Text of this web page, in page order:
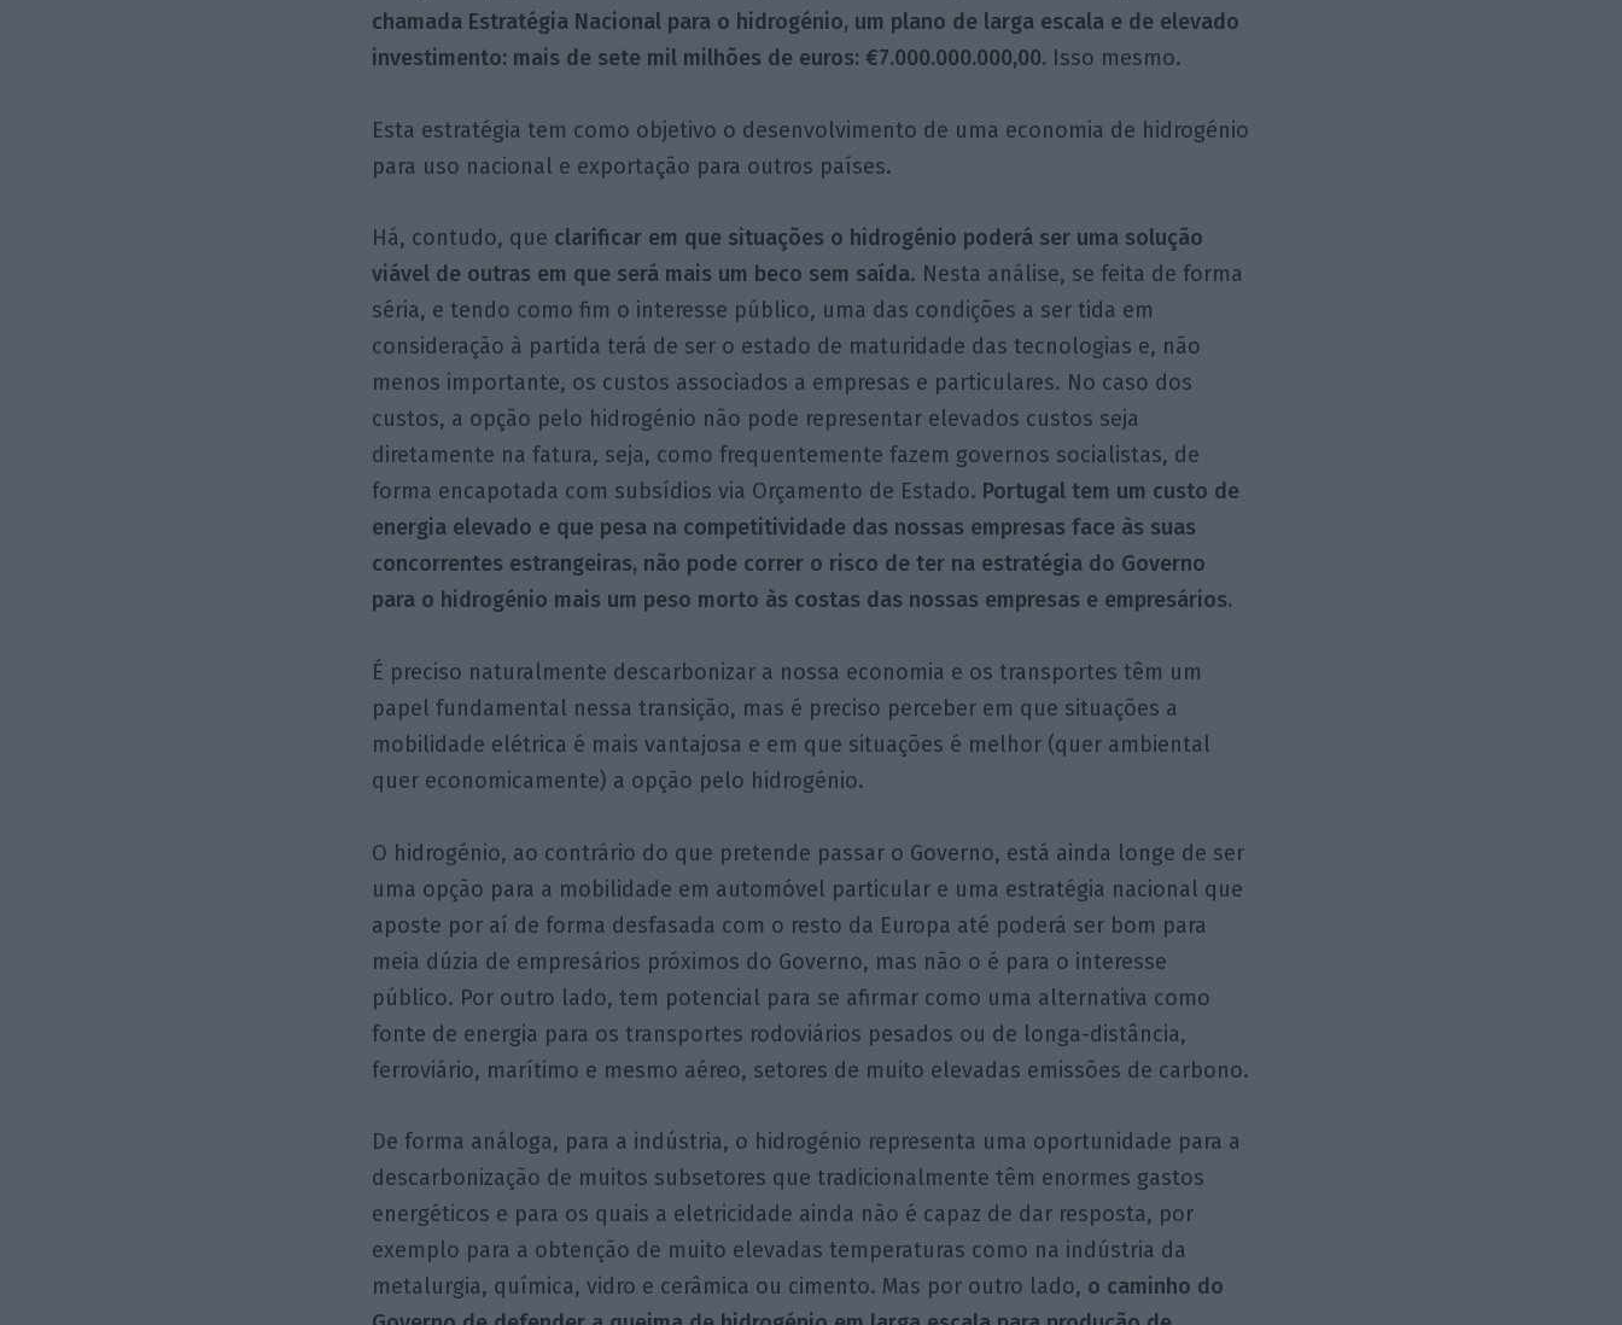
chamada Estratégia Nacional para o hidrogénio, um plano de larga escala e de elevado
investimento: mais de sete mil milhões de euros: €7.000.000.000,00. Isso mesmo.
Esta estratégia tem como objetivo o desenvolvimento de uma economia de hidrogénio
para uso nacional e exportação para outros países.
Há, contudo, que clarificar em que situações o hidrogénio poderá ser uma solução
viável de outras em que será mais um beco sem saída. Nesta análise, se feita de forma
séria, e tendo como fim o interesse público, uma das condições a ser tida em
consideração à partida terá de ser o estado de maturidade das tecnologias e, não
menos importante, os custos associados a empresas e particulares. No caso dos
custos, a opção pelo hidrogénio não pode representar elevados custos seja
diretamente na fatura, seja, como frequentemente fazem governos socialistas, de
forma encapotada com subsídios via Orçamento de Estado. Portugal tem um custo de
energia elevado e que pesa na competitividade das nossas empresas face às suas
concorrentes estrangeiras, não pode correr o risco de ter na estratégia do Governo
para o hidrogénio mais um peso morto às costas das nossas empresas e empresários.
É preciso naturalmente descarbonizar a nossa economia e os transportes têm um
papel fundamental nessa transição, mas é preciso perceber em que situações a
mobilidade elétrica é mais vantajosa e em que situações é melhor (quer ambiental
quer economicamente) a opção pelo hidrogénio.
O hidrogénio, ao contrário do que pretende passar o Governo, está ainda longe de ser
uma opção para a mobilidade em automóvel particular e uma estratégia nacional que
aposte por aí de forma desfasada com o resto da Europa até poderá ser bom para
meia dúzia de empresários próximos do Governo, mas não o é para o interesse
público. Por outro lado, tem potencial para se afirmar como uma alternativa como
fonte de energia para os transportes rodoviários pesados ou de longa-distância,
ferroviário, marítimo e mesmo aéreo, setores de muito elevadas emissões de carbono.
De forma análoga, para a indústria, o hidrogénio representa uma oportunidade para a
descarbonização de muitos subsetores que tradicionalmente têm enormes gastos
energéticos e para os quais a eletricidade ainda não é capaz de dar resposta, por
exemplo para a obtenção de muito elevadas temperaturas como na indústria da
metalurgia, química, vidro e cerâmica ou cimento. Mas por outro lado, o caminho do